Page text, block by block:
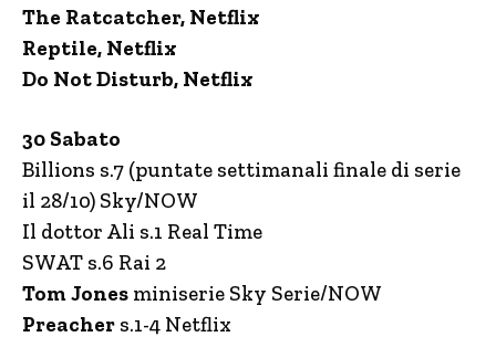
The Ratcatcher, Netflix
Reptile, Netflix
Do Not Disturb, Netflix
30 Sabato
Billions s.7 (puntate settimanali finale di serie
il 28/10) Sky/NOW
Il dottor Ali s.1 Real Time
SWAT s.6 Rai 2
Tom Jones miniserie Sky Serie/NOW
Preacher s.1-4 Netflix